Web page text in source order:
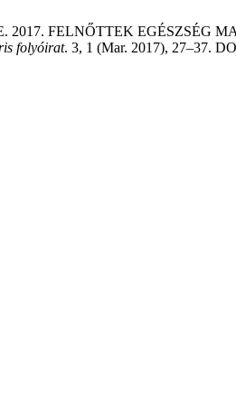
2017. FELNŐTTEK EGÉSZSÉG
folyóirat. 3, 1 (Mar. 2017), 27–37.